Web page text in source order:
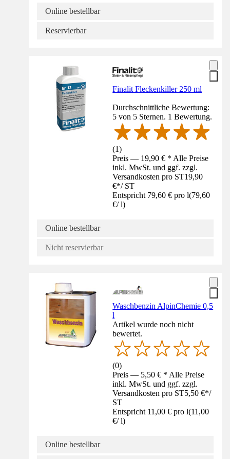
Online bestellbar
Reservierbar
Finalit Fleckenkiller 250 ml
Durchschnittliche Bewertung:
5 von 5 Sternen. 1 Bewertung.
(1)
Preis — 19,90 € * Alle Preise
inkl. MwSt. und ggf. zzgl.
Versandkosten pro ST19,90
€*/ ST
Entspricht 79,60 € pro l(79,60
€/ l)
Online bestellbar
Nicht reservierbar
Waschbenzin AlpinChemie 0,5
l
Artikel wurde noch nicht
bewertet.
(0)
Preis — 5,50 € * Alle Preise
inkl. MwSt. und ggf. zzgl.
Versandkosten pro ST5,50 €*/
ST
Entspricht 11,00 € pro l(11,00
€/ l)
Online bestellbar